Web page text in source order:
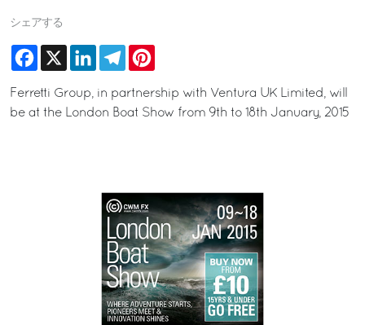
シェアする
Facebook
X LinkedInTelegram
Ferretti Group, in partnership with Ventura UK Limited, will
be at the London Boat Show from 9th to 18th January, 2015